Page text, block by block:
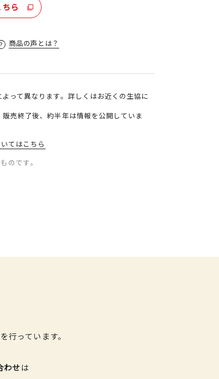
ら
商品の声とは？
って異なります。詳しくはお近くの生協に
売終了後、約半年は情報を公開していま
てはこちら
のです。
っています。
わせは